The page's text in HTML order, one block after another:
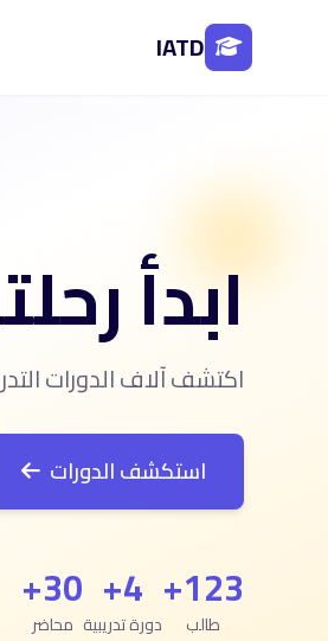
IATD
ابدأ
اكتشف آلاف الدورات
استكشف الدورات
123+
طالب
4+
دورة تدريبية
30+
محاضر